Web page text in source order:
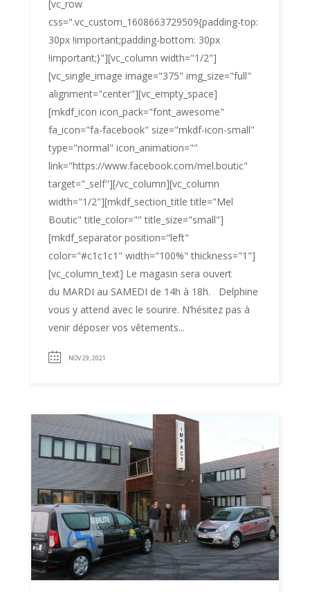
[vc_row
css=".vc_custom_1608663729509{padding-top:
30px !important;padding-bottom: 30px
!important;}"][vc_column width="1/2"]
[vc_single_image image="375" img_size="full"
alignment="center"][vc_empty_space]
[mkdf_icon icon_pack="font_awesome"
fa_icon="fa-facebook" size="mkdf-icon-small"
type="normal" icon_animation=""
link="https://www.facebook.com/mel.boutic"
target="_self"][/vc_column][vc_column
width="1/2"][mkdf_section_title title="Mel
Boutic" title_color="" title_size="small"]
[mkdf_separator position="left"
color="#c1c1c1" width="100%" thickness="1"]
[vc_column_text] Le magasin sera ouvert
du MARDI au SAMEDI de 14h à 18h. Delphine
vous y attend avec le sourire. N’hésitez pas à
venir déposer vos vêtements...
NOV 29, 2021